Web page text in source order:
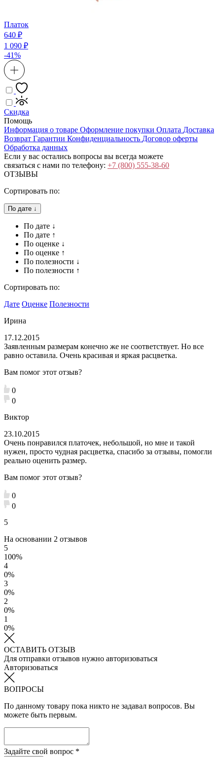
Платок
640 ₽
1 090 ₽
-41%
Скидка
Помощь
Информация о товаре Оформление покупки Оплата Доставка
Возврат Гарантии Конфиденциальность Договор оферты
Обработка данных
Если у вас остались вопросы вы всегда можете
связаться с нами по телефону: +7 (800) 555-38-60
ОТЗЫВЫ
Сортировать по:
По дате ↓
По дате ↓
По дате ↑
По оценке ↓
По оценке ↑
По полезности ↓
По полезности ↑
Сортировать по:
Дате Оценке Полезности
Ирина
17.12.2015
Заявленным размерам конечно же не соответствует. Но все
равно оставила. Очень красивая и яркая расцветка.
Вам помог этот отзыв?
0
0
Виктор
23.10.2015
Очень понравился платочек, небольшой, но мне и такой
нужен, просто чудная расцветка, спасибо за отзывы, помогли
реально оценить размер.
Вам помог этот отзыв?
0
0
5
На основании 2 отзывов
5
100%
4
0%
3
0%
2
0%
1
0%
ОСТАВИТЬ ОТЗЫВ
Для отправки отзывов нужно авторизоваться
Авторизоваться
ВОПРОСЫ
По данному товару пока никто не задавал вопросов. Вы
можете быть первым.
Задайте свой вопрос *